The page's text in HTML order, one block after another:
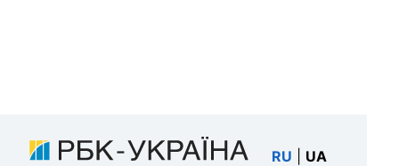
RU UA